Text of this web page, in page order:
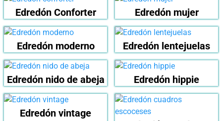
Edredón Conforter Edredón mujer
Edredón moderno Edredón lentejuelas
Edredón nido de abeja Edredón hippie
Edredón vintage